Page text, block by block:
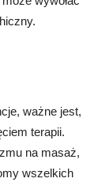
ważne jest,
terapii.
na masaż,
wszelkich